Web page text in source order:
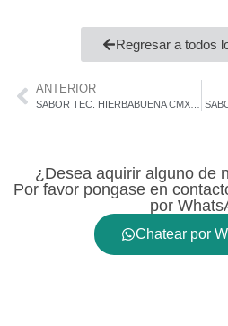
Regresar a todos
ANTERIOR
¿Desea aquirir alguno de
Por favor pongase en
por
Chatear por